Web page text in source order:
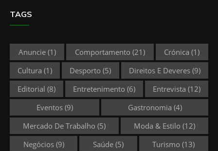
TAGS
Anuncie(1) Comportamento (21) Crónica (1)
Cultura (1) Desporto (5) Direitos E Deveres(9)
Editorial (8) Entretenimento (6) Entrevista (12)
Eventos(9) Gastronomia (4)
Mercado De Trabalho (5) Moda & Estilo (12)
Negócios(9) Saúde(5) Turismo (13)